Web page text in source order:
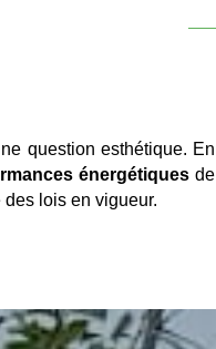
question esthétique. En
énergétiques de
lois en vigueur.